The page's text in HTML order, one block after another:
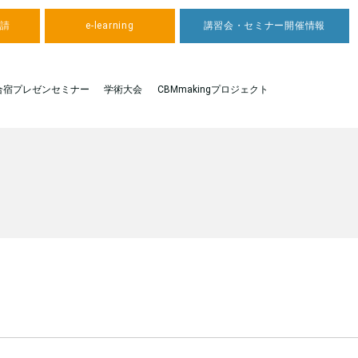
e-learning 講習会・セミナー開催情報
宿プレゼンセミナー 学術大会 CBMmakingプロジェクト